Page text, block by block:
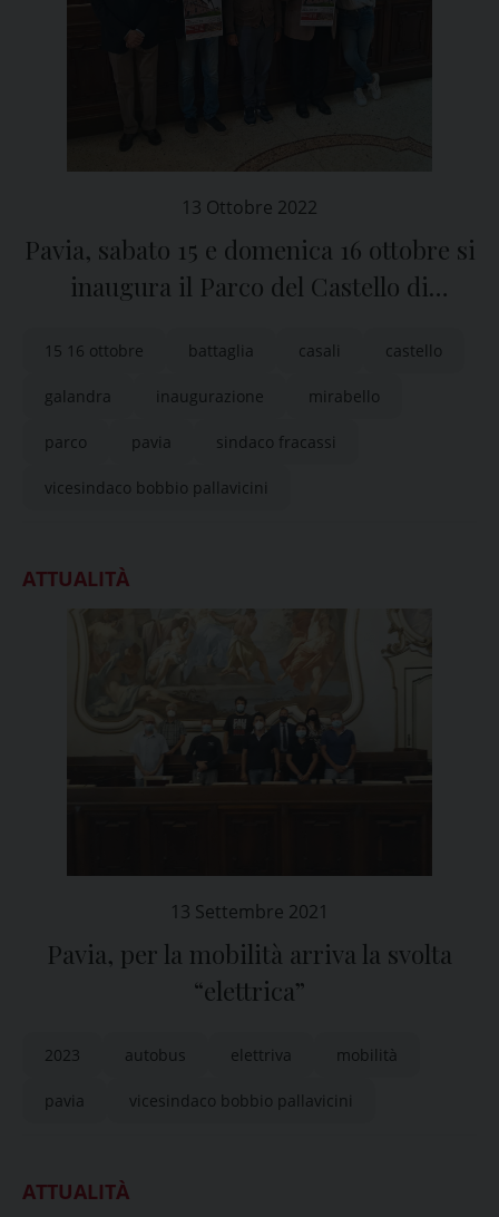
13 Ottobre 2022
Pavia, sabato 15 e domenica 16 ottobre si
inaugura il Parco del Castello di
15 16 ottobre battaglia casali castello
galandra inaugurazione mirabello
parco pavia sindaco fracassi
vicesindaco bobbio pallavicini
ATTUALITÀ
13 Settembre 2021
Pavia, per la mobilità arriva la svolta
“elettrica”
2023 autobus elettriva mobilità
pavia vicesindaco bobbio pallavicini
ATTUALITÀ